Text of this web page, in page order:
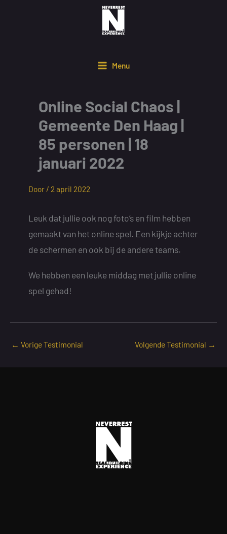
Menu
Online Social Chaos |
Gemeente Den Haag |
85 personen | 18
januari 2022
Door / 2 april 2022
Leuk dat jullie ook nog foto’s en film hebben
gemaakt van het online spel. Een kijkje achter
de schermen en ook bij de andere teams.
We hebben een leuke middag met jullie online
spel gehad!
← Vorige Testimonial Volgende Testimonial →